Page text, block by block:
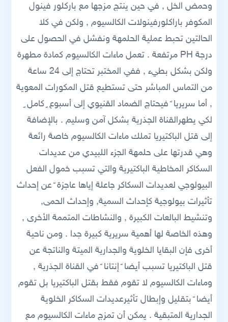
وحمض الخل , في حين ينتج مزجها مع باركلور فينول
المكوفر باراكلورفينولات الكالسيوم , ولكن في كلا
الحالتين تحبط عملية الحلمهة ونفشل في الحصول على
درجة PH مرتفعة . تعمل ماءات الكالسيوم كمادة مطهرة
ولكن بشكل بطيء , ففي المختبر تحتاج إلى 24 ساعة
من التماس المباشر حتى تستطيع قتل المكورات المعوية
, أما سريريا ً فيحتاج الضماد القنيوي إلى أسبوع ٍ كامل ٍ
لكي يطهرالقناة الجذرية بشكل آمن وسليم . بالإضافة
إلى قتل الباكتيريا تملك ماءات الكالسيوم خاصة رائعة
وهي قدرتها على حلمهة الجزء اللبيدي من عديدات
السكاكر المخاطية الباكتيرية والتي تسبب خمول الفعل
البيولوجي لعديدات السكاكر جاعلة إياها عاجزة ً عن إحداث
تأثيرات بيولوجية كإحداث السمية, وإحداث الحمى,
وتنشيط البالعات الكبيرة , والنشاطات المتممة الأخرى ,
وهذه الخاصة لها أهمية سريرية كبيرة جدا . ومن ناحية
أخرى فإن البقايا الخلوية والجدارية الميتة والناتجة عن
قتل الباكتيريا تسبب أيضا ً إنتانا ً في القناة الجذرية ,
وماءات الكالسيوم لا تقوم فقط بقتل الباكتيريا بل تقوم
أيضا ً بتقليل وإبطال تأثيرعديدات السكاكر الخلوية
الجدارية المتبقية . يمكن أن تمزج ماءات الكالسيوم مع